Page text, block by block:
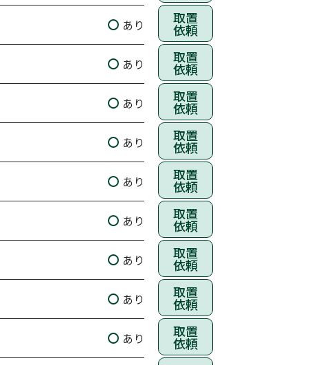
あり 取置
依頼
あり 取置
依頼
あり 取置
依頼
あり 取置
依頼
あり 取置
依頼
あり 取置
依頼
あり 取置
依頼
あり 取置
依頼
あり 取置
依頼